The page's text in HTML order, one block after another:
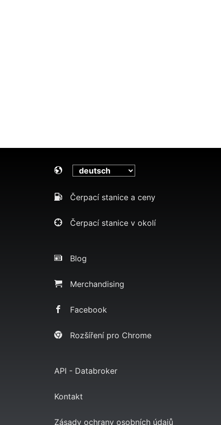
Čerpací stanice a ceny
Čerpací stanice v okolí
Blog
Merchandising
Facebook
Rozšíření pro Chrome
API - Databroker
Kontakt
Zásady ochrany osobních údajů